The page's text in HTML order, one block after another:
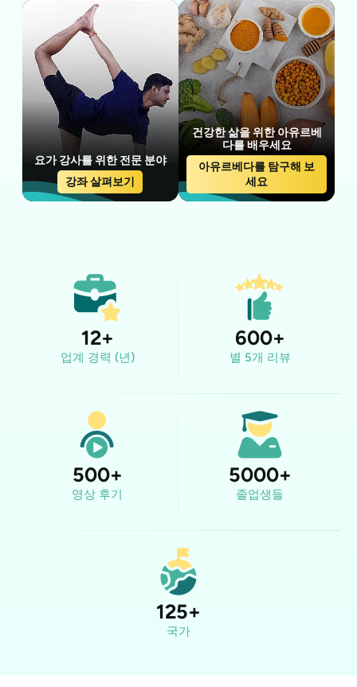
요가 강사를 위한 전문 분야
강좌 살펴보기
건강한 삶을 위한 아유르베
다를 배우세요
아유르베다를 탐구해 보
세요
12+
업계 경력 (년)
600+
별 5개 리뷰
500+
영상 후기
5000+
졸업생들
125+
국가